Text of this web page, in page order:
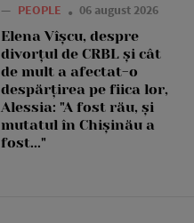
— PEOPLE 06 august 2026
Elena Vîșcu, despre
divorțul de CRBL și cât
de mult a afectat-o
despărțirea pe fiica lor,
Alessia: "A fost rău, și
mutatul în Chișinău a
fost..."